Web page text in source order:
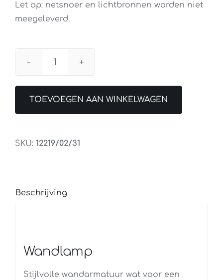
Let op: netsnoer en lichtbronnen worden niet
meegeleverd.
Wandlamp
Wit
TOEVOEGEN AAN WINKELWAGEN
SKU: 12219/02/31
Beschrijving
Wandlamp
Stijlvolle wandarmatuur wat voor een